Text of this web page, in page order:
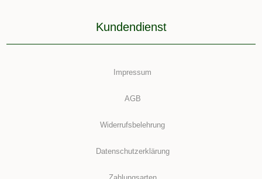
Kundendienst
Impressum
AGB
Widerrufsbelehrung
Datenschutzerklärung